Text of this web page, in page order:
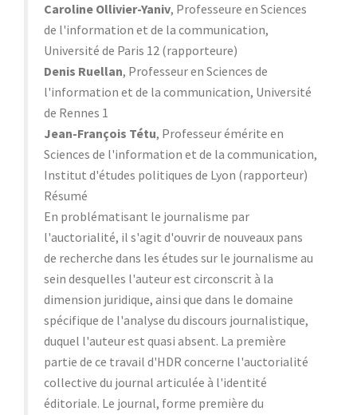
Caroline Ollivier-Yaniv, Professeure en Sciences
de l'information et de la communication,
Université de Paris 12 (rapporteure)
Denis Ruellan, Professeur en Sciences de
l'information et de la communication, Université
de Rennes 1
Jean-François Tétu, Professeur émérite en
Sciences de l'information et de la communication,
Institut d'études politiques de Lyon (rapporteur)
Résumé
En problématisant le journalisme par
l'auctorialité, il s'agit d'ouvrir de nouveaux pans
de recherche dans les études sur le journalisme au
sein desquelles l'auteur est circonscrit à la
dimension juridique, ainsi que dans le domaine
spécifique de l'analyse du discours journalistique,
duquel l'auteur est quasi absent. La première
partie de ce travail d'HDR concerne l'auctorialité
collective du journal articulée à l'identité
éditoriale. Le journal, forme première du